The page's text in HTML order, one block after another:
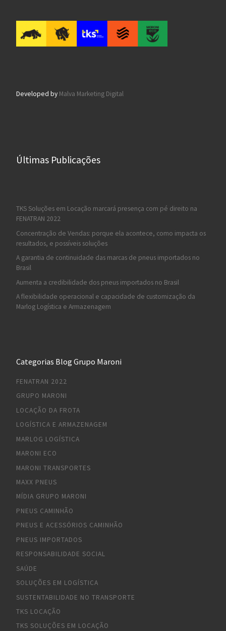
Developed by Malva Marketing Digital
Últimas Publicações
TKS Soluções em Locação marcará presença com pé direito na
FENATRAN 2022
Concentração de Vendas: porque ela acontece, como impacta os
resultados, e possíveis soluções
A garantia de continuidade das marcas de pneus importados no
Brasil
Aumenta a credibilidade dos pneus importados no Brasil
A flexibilidade operacional e capacidade de customização da
Marlog Logística e Armazenagem
Categorias Blog Grupo Maroni
FENATRAN 2022
GRUPO MARONI
LOCAÇÃO DA FROTA
LOGÍSTICA E ARMAZENAGEM
MARLOG LOGÍSTICA
MARONI ECO
MARONI TRANSPORTES
MAXX PNEUS
MÍDIA GRUPO MARONI
PNEUS CAMINHÃO
PNEUS E ACESSÓRIOS CAMINHÃO
PNEUS IMPORTADOS
RESPONSABILIDADE SOCIAL
SAÚDE
SOLUÇÕES EM LOGÍSTICA
SUSTENTABILIDADE NO TRANSPORTE
TKS LOCAÇÃO
TKS SOLUÇÕES EM LOCAÇÃO